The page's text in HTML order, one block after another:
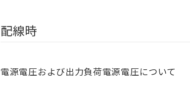
配線時
電源電圧および出力負荷電源電圧について